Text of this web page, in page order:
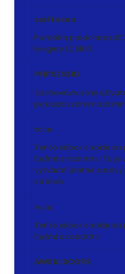
csrftoken
Pomáha predchádzať
Forgery (CSRF).
PHPSESSID
Zachováva stav
požiadavkami na
rc::a
Tento súbor cookie sa
ľuďmi a robotmi. To je
vytvárať platné správy
stránok.
rc::c
Tento súbor cookie sa
ľuďmi a robotmi.
AWSALBCORS